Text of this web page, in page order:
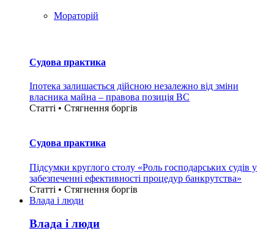
Мораторій
Судова практика
Іпотека залишається дійсною незалежно від зміни
власника майна – правова позиція ВС
Статті • Стягнення боргiв
Судова практика
Підсумки круглого столу «Роль господарських судів у
забезпеченні ефективності процедур банкрутства»
Статті • Стягнення боргiв
Влада i люди
Влада i люди